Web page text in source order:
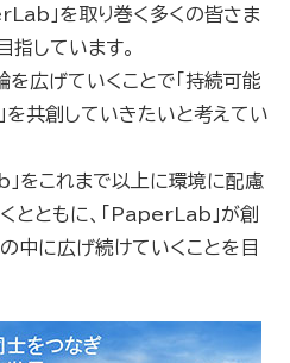
」を取り巻く多くの皆さま
指しています。
を広げていくことで「持続可能
を共創していきたいと考えてい
をこれまで以上に環境に配慮
とともに、「PaperLab」が創
中に広げ続けていくことを目